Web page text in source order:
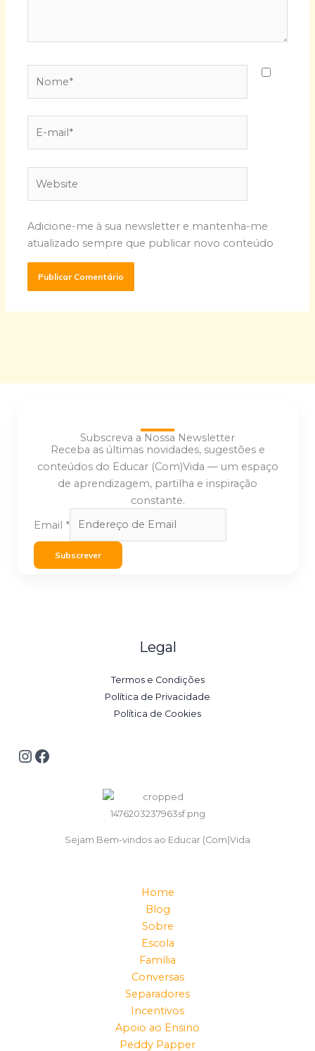
mail*
Adicione-me à sua newsletter e mantenha-me
atualizado sempre que publicar novo conteúdo
Subscreva a Nossa Newsletter
Receba as últimas novidades, sugestões e
conteúdos do Educar (Com)Vida — um espaço
de aprendizagem, partilha e inspiração
constante.
Email *
Subscrever
Legal
Termos e Condições
Política de Privacidade
Política de Cookies
Sejam Bem-vindos ao Educar (Com)Vida
Home
Blog
Sobre
Escola
Família
Conversas
Separadores
Incentivos
Apoio ao Ensino
Peddy Papper